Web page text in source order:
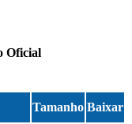
Oficial
Tamanho Baixar